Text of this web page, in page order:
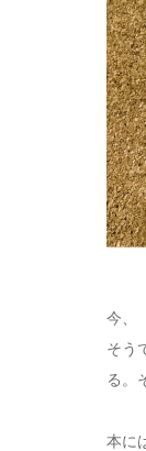
今、
そう
る。
本に